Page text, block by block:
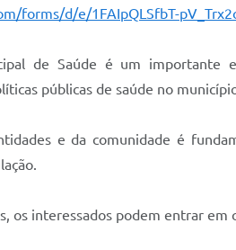
forms/d/e/1FAIpQLSfbT-
de Saúde é um importante
públicas de saúde no
e da comunidade é
os interessados podem entrar em